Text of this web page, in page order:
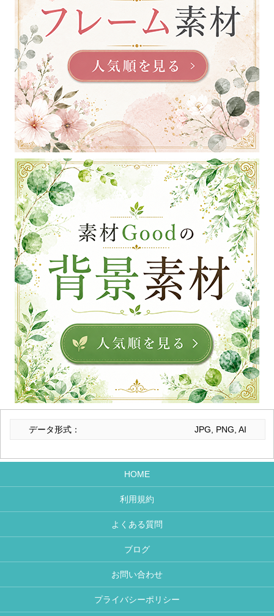
データ形式： JPG, PNG, AI
HOME
利用規約
よくある質問
ブログ
お問い合わせ
プライバシーポリシー